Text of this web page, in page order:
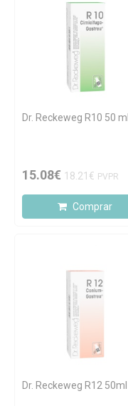
Dr. Reckeweg R10 50 ml
15.08€ 18.21€ PVPR
Comprar
Dr. Reckeweg R12 50ml